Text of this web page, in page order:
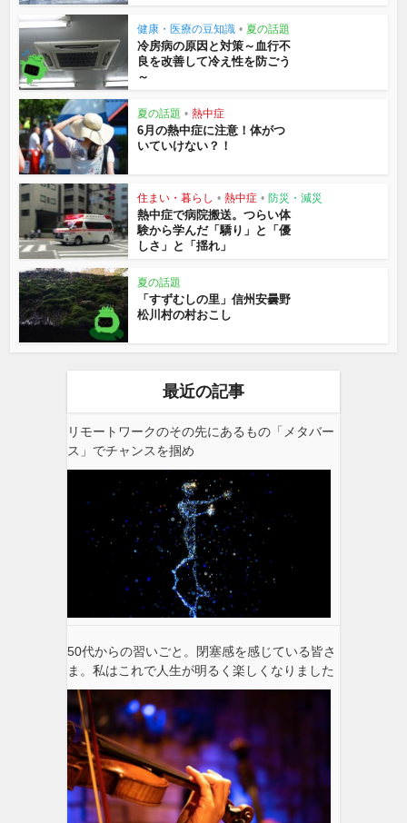
健康・医療の豆知識 • 夏の話題
冷房病の原因と対策～血行不
良を改善して冷え性を防ごう
～
夏の話題 • 熱中症
6月の熱中症に注意！体がつ
いていけない？！
住まい・暮らし • 熱中症 • 防災・減災
熱中症で病院搬送。つらい体
験から学んだ「驕り」と「優
しさ」と「揺れ」
夏の話題
「すずむしの里」信州安曇野
松川村の村おこし
最近の記事
リモートワークのその先にあるもの「メタバー
ス」でチャンスを掴め
50代からの習いごと。閉塞感を感じている皆さ
ま。私はこれで人生が明るく楽しくなりました